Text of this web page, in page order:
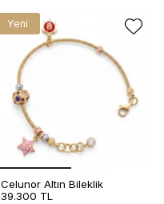
Yeni
Celunor Altın Bileklik
39.300 TL